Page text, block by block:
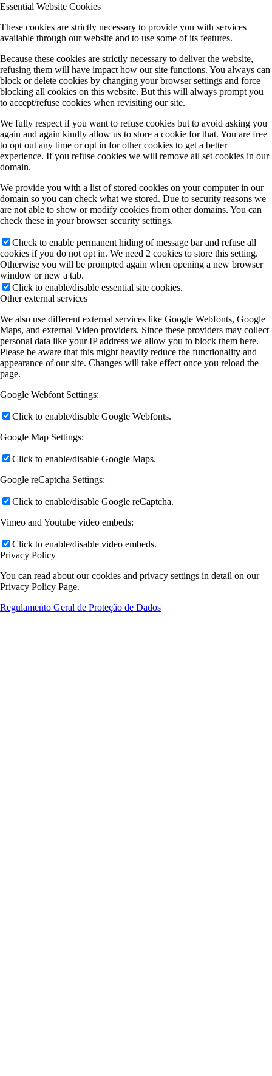
Essential Website Cookies
These cookies are strictly necessary to provide you with services
available through our website and to use some of its features.
Because these cookies are strictly necessary to deliver the website,
refusing them will have impact how our site functions. You always can
block or delete cookies by changing your browser settings and force
blocking all cookies on this website. But this will always prompt you
to accept/refuse cookies when revisiting our site.
We fully respect if you want to refuse cookies but to avoid asking you
again and again kindly allow us to store a cookie for that. You are free
to opt out any time or opt in for other cookies to get a better
experience. If you refuse cookies we will remove all set cookies in our
domain.
We provide you with a list of stored cookies on your computer in our
domain so you can check what we stored. Due to security reasons we
are not able to show or modify cookies from other domains. You can
check these in your browser security settings.
Check to enable permanent hiding of message bar and refuse all
cookies if you do not opt in. We need 2 cookies to store this setting.
Otherwise you will be prompted again when opening a new browser
window or new a tab.
Click to enable/disable essential site cookies.
Other external services
We also use different external services like Google Webfonts, Google
Maps, and external Video providers. Since these providers may collect
personal data like your IP address we allow you to block them here.
Please be aware that this might heavily reduce the functionality and
appearance of our site. Changes will take effect once you reload the
page.
Google Webfont Settings:
Click to enable/disable Google Webfonts.
Google Map Settings:
Click to enable/disable Google Maps.
Google reCaptcha Settings:
Click to enable/disable Google reCaptcha.
Vimeo and Youtube video embeds:
Click to enable/disable video embeds.
Privacy Policy
You can read about our cookies and privacy settings in detail on our
Privacy Policy Page.
Regulamento Geral de Proteção de Dados